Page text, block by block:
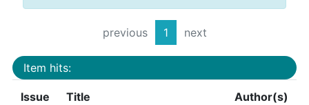
previous 1 next
Item hits:
Issue
Title Author(s)